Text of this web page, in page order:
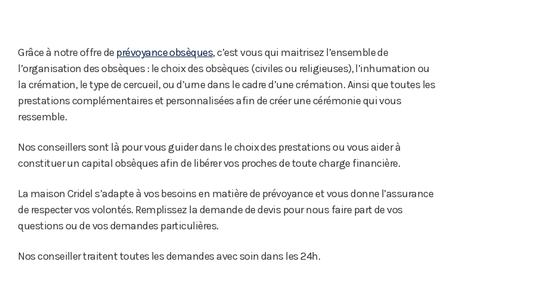
Grâce à notre offre de prévoyance obsèques, c’est vous qui maitrisez l’ensemble de
l’organisation des obsèques : le choix des obsèques (civiles ou religieuses), l’inhumation ou
la crémation, le type de cercueil, ou d’urne dans le cadre d’une crémation. Ainsi que toutes les
prestations complémentaires et personnalisées afin de créer une cérémonie qui vous
ressemble.
Nos conseillers sont là pour vous guider dans le choix des prestations ou vous aider à
constituer un capital obsèques afin de libérer vos proches de toute charge financière.
La maison Cridel s’adapte à vos besoins en matière de prévoyance et vous donne l’assurance
de respecter vos volontés. Remplissez la demande de devis pour nous faire part de vos
questions ou de vos demandes particulières.
Nos conseiller traitent toutes les demandes avec soin dans les 24h.